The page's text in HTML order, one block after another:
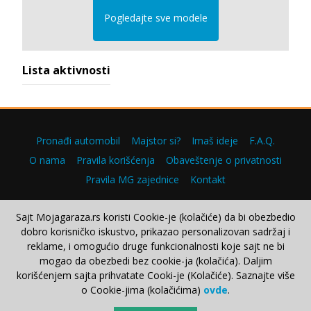
Pogledajte sve modele
Lista aktivnosti
Pronađi automobil Majstor si? Imaš ideje
F.A.Q.
O nama
Pravila korišćenja
Obaveštenje o privatnosti
Pravila MG zajednice
Kontakt
Copyright © 2000–2026.
Sajt Mojagaraza.rs koristi Cookie-je (kolačiće) da bi obezbedio
dobro korisničko iskustvo, prikazao personalizovan sadržaj i
reklame, i omogućio druge funkcionalnosti koje sajt ne bi
mogao da obezbedi bez cookie-ja (kolačića). Daljim
korišćenjem sajta prihvatate Cooki-je (Kolačiće). Saznajte više
o Cookie-jima (kolačićima) ovde.